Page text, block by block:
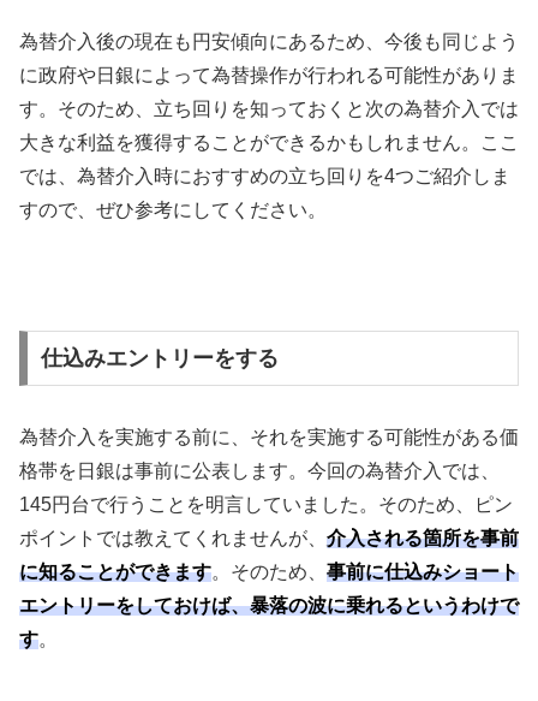
為替介入後の現在も円安傾向にあるため、今後も同じよう
に政府や日銀によって為替操作が行われる可能性がありま
す。そのため、立ち回りを知っておくと次の為替介入では
大きな利益を獲得することができるかもしれません。ここ
では、為替介入時におすすめの立ち回りを4つご紹介しま
すので、ぜひ参考にしてください。
仕込みエントリーをする
為替介入を実施する前に、それを実施する可能性がある価
格帯を日銀は事前に公表します。今回の為替介入では、
145円台で行うことを明言していました。そのため、ピン
ポイントでは教えてくれませんが、 介入される箇所を事前
に知ることができます。そのため、 事前に仕込みショート
エントリーをしておけば、暴落の波に乗れるというわけで
す。